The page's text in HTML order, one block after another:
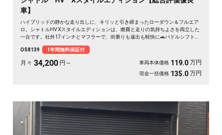
車】
ハイブリッドの静かな走り出しに、キリッと引き締まったローダウン＆フルエア
ロ。シャトルHV Xスタイルエディションは、燃費と走りの気持ちよさを両立した
一台です。社外17インチとマフラーで、街乗りも遠出も軽快に🚗パドルシフトで
心。仕事帰りにふらっと寄り道、休日は荷物を積んでロングドライブへ✨走りに
こだわる方に《1年保証付》💫
OS8139 1年間無料保証付
月々 34,200 円～ 車両本体価格 119.0 万円
現金一括価格 135.0 万円